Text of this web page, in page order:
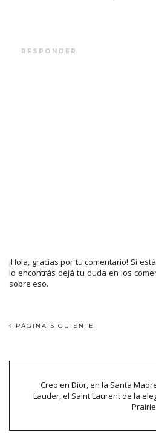
RESPONDER
¡Hola, gracias por tu comentario! Si
lo encontrás dejá tu duda en los
sobre eso.
PÁGINA SIGUIENTE
Creo en Dior, en la Santa
Lauder, el Saint Laurent de la